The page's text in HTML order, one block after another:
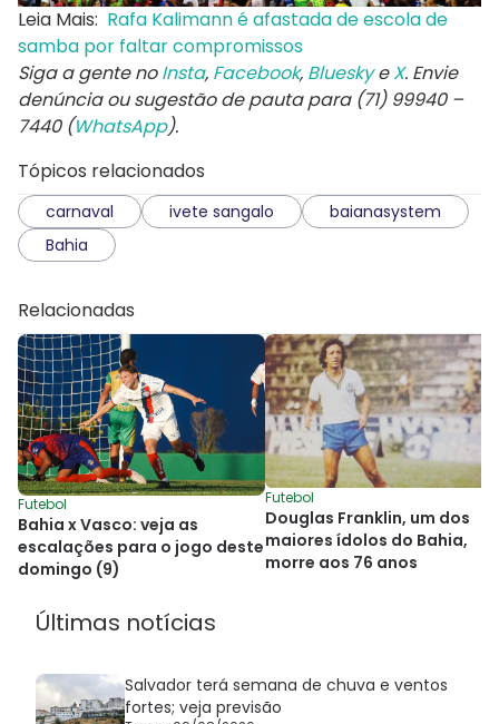
Leia Mais: Rafa Kalimann é afastada de escola de
samba por faltar compromissos
Siga a gente noInsta, Facebook, BlueskyeX. Envie
denúncia ou sugestão de pauta para (71) 99940 –
7440 (WhatsApp).
Tópicos relacionados
carnaval ivete sangalo
baianasystem
Bahia
Relacionadas
Futebol
Bahia x Vasco: veja as
escalações para o jogo deste
domingo (9)
Futebol
Douglas Franklin, um dos
maiores ídolos do Bahia,
morre aos 76 anos
Últimas notícias
Salvador terá semana de chuva e ventos
fortes; veja previsão